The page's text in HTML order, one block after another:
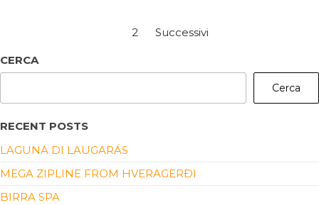
2 Successivi
CERCA
Cerca
RECENT POSTS
LAGUNA DI LAUGARÁS
MEGA ZIPLINE FROM HVERAGERÐI
BIRRA SPA